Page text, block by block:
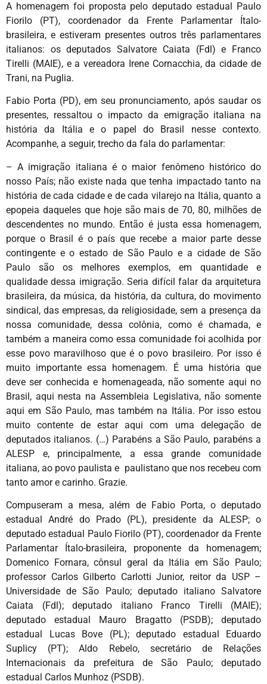
A homenagem foi proposta pelo deputado estadual Paulo
Fiorilo (PT), coordenador da Frente Parlamentar Ítalo-
brasileira, e estiveram presentes outros três parlamentares
italianos: os deputados Salvatore Caiata (Fdl) e Franco
Tirelli (MAIE), e a vereadora Irene Cornacchia, da cidade de
Trani, na Puglia.
Fabio Porta (PD), em seu pronunciamento, após saudar os
presentes, ressaltou o impacto da emigração italiana na
história da Itália e o papel do Brasil nesse contexto.
Acompanhe, a seguir, trecho da fala do parlamentar:
– A imigração italiana é o maior fenômeno histórico do
nosso País; não existe nada que tenha impactado tanto na
história de cada cidade e de cada vilarejo na Itália, quanto a
epopeia daqueles que hoje são mais de 70, 80, milhões de
descendentes no mundo. Então é justa essa homenagem,
porque o Brasil é o país que recebe a maior parte desse
contingente e o estado de São Paulo e a cidade de São
Paulo são os melhores exemplos, em quantidade e
qualidade dessa imigração. Seria difícil falar da arquitetura
brasileira, da música, da história, da cultura, do movimento
sindical, das empresas, da religiosidade, sem a presença da
nossa comunidade, dessa colônia, como é chamada, e
também a maneira como essa comunidade foi acolhida por
esse povo maravilhoso que é o povo brasileiro. Por isso é
muito importante essa homenagem. É uma história que
deve ser conhecida e homenageada, não somente aqui no
Brasil, aqui nesta na Assembleia Legislativa, não somente
aqui em São Paulo, mas também na Itália. Por isso estou
muito contente de estar aqui com uma delegação de
deputados italianos. (…) Parabéns a São Paulo, parabéns a
ALESP e, principalmente, a essa grande comunidade
italiana, ao povo paulista e paulistano que nos recebeu com
tanto amor e carinho. Grazie.
Compuseram a mesa, além de Fabio Porta, o deputado
estadual André do Prado (PL), presidente da ALESP; o
deputado estadual Paulo Fiorilo (PT), coordenador da Frente
Parlamentar Ítalo-brasileira, proponente da homenagem;
Domenico Fornara, cônsul geral da Itália em São Paulo;
professor Carlos Gilberto Carlotti Junior, reitor da USP –
Universidade de São Paulo; deputado italiano Salvatore
Caiata (Fdl); deputado italiano Franco Tirelli (MAIE);
deputado estadual Mauro Bragatto (PSDB); deputado
estadual Lucas Bove (PL); deputado estadual Eduardo
Suplicy (PT); Aldo Rebelo, secretário de Relações
Internacionais da prefeitura de São Paulo; deputado
estadual Carlos Munhoz (PSDB).